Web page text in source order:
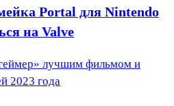
Portal для Nintendo
на Valve
лучшим фильмом и
2023 года